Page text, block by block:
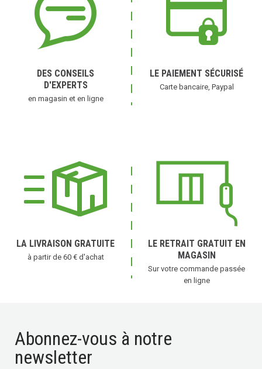
(1 avis)
DES CONSEILS
D'EXPERTS
en magasin et en ligne
LE PAIEMENT SÉCURISÉ
Carte bancaire, Paypal
LA LIVRAISON GRATUITE
à partir de 60 € d'achat
LE RETRAIT GRATUIT EN
MAGASIN
Sur votre commande passée
en ligne
Abonnez-vous à notre
newsletter